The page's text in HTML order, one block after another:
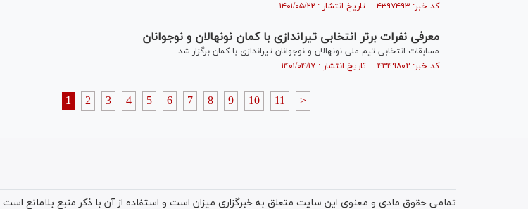
کد خبر: ۴۳۹۷۴۹۳ تاریخ انتشار : ۱۴۰۱/۰۵/۲۲
معرفی نفرات برتر انتخابی تیراندازی با کمان نونهالان و نوجوانان
مسابقات انتخابی تیم ملی نونهالان و نوجوانان تیراندازی با کمان برگزار شد.
کد خبر: ۴۳۴۹۸۰۲ تاریخ انتشار : ۱۴۰۱/۰۴/۱۷
1 2 3 4 5 6 7 8 9 10 11 >
تمامی حقوق مادی و معنوی این سایت متعلق به خبرگزاری میزان است و استفاده از آن با ذکر منبع بلامانع است.